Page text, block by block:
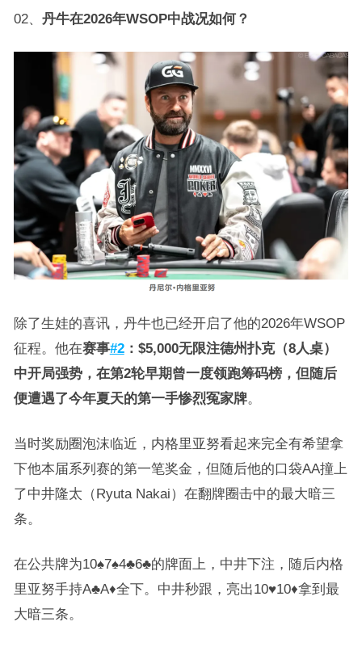
02、 丹牛在2026年WSOP中战况如何？
除了生娃的喜讯，丹牛也已经开启了他的2026年WSOP
征程。他在赛事#2：$5,000无限注德州扑克（8人桌）
中开局强势，在第2轮早期曾一度领跑筹码榜，但随后
便遭遇了今年夏天的第一手惨烈冤家牌。
当时奖励圈泡沫临近，内格里亚努看起来完全有希望拿
下他本届系列赛的第一笔奖金，但随后他的口袋AA撞上
了中井隆太（Ryuta Nakai）在翻牌圈击中的最大暗三
条。
在公共牌为10♠7♠4♣6♣的牌面上，中井下注，随后内格
里亚努手持A♣A♦全下。中井秒跟，亮出10♥10♦拿到最
大暗三条。